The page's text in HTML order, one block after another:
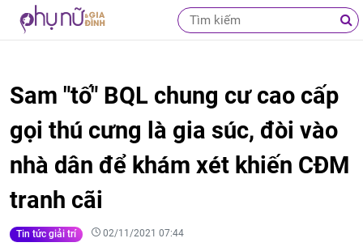
Sam "tố" BQL chung cư cao cấp
gọi thú cưng là gia súc, đòi vào
nhà dân để khám xét khiến CĐM
tranh cãi
Tin tức giải trí 02/11/2021 07:44